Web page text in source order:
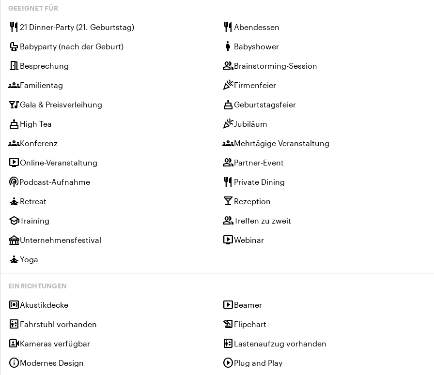
GEEIGNET FÜR
restaurant 21 Dinner-Party (21. Geburtstag) restaurant Abendessen
crib Babyparty (nach der Geburt) pregnant_woman Babyshower
meeting_room Besprechung groupBrainstorming-Session
groupsFamilientag celebrationFirmenfeier
nightlifeGala & Preisverleihung cakeGeburtstagsfeier
cake High Tea celebrationJubiläum
groupsKonferenz groupsMehrtägige Veranstaltung
live_tvOnline-Veranstaltung groupPartner-Event
podcastsPodcast-Aufnahme restaurant Private Dining
self_improvement Retreat local_bar Rezeption
schoolTraining groupTreffen zu zweit
festivalUnternehmensfestival live_tvWebinar
self_improvementYoga
EINRICHTUNGEN
surround_soundAkustikdecke smart_displayBeamer
elevator Fahrstuhl vorhanden history_edu Flipchart
video_camera_frontKameras verfügbar elevator Lastenaufzug vorhanden
infoModernes Design play_circlePlug and Play